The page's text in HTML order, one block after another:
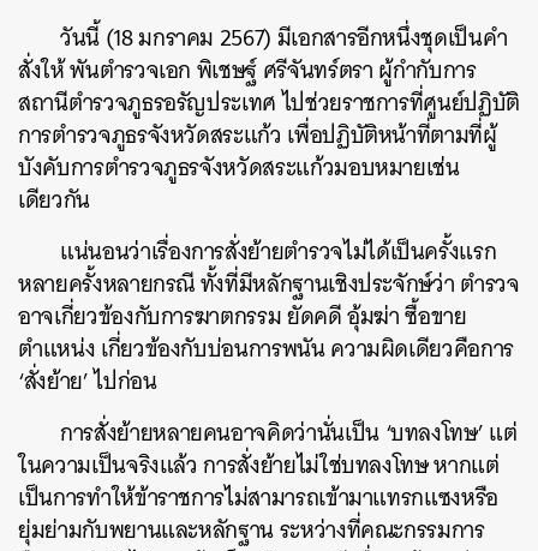
วันนี้ (18 มกราคม 2567) มีเอกสารอีกหนึ่งชุดเป็นคำ
สั่งให้ พันตำรวจเอก พิเชษฐ์ ศรีจันทร์ตรา ผู้กำกับการ
สถานีตำรวจภูธรอรัญประเทศ ไปช่วยราชการที่ศูนย์ปฏิบัติ
การตำรวจภูธรจังหวัดสระแก้ว เพื่อปฏิบัติหน้าที่ตามที่ผู้
บังคับการตำรวจภูธรจังหวัดสระแก้วมอบหมายเช่น
เดียวกัน
แน่นอนว่าเรื่องการสั่งย้ายตำรวจไม่ได้เป็นครั้งแรก
หลายครั้งหลายกรณี ทั้งที่มีหลักฐานเชิงประจักษ์ว่า ตำรวจ
อาจเกี่ยวข้องกับการฆาตกรรม ยัดคดี อุ้มฆ่า ซื้อขาย
ตำแหน่ง เกี่ยวข้องกับบ่อนการพนัน ความผิดเดียวคือการ
‘สั่งย้าย’ ไปก่อน
การสั่งย้ายหลายคนอาจคิดว่านั่นเป็น ‘บทลงโทษ’ แต่
ในความเป็นจริงแล้ว การสั่งย้ายไม่ใช่บทลงโทษ หากแต่
เป็นการทำให้ข้าราชการไม่สามารถเข้ามาแทรกแซงหรือ
ยุ่มย่ามกับพยานและหลักฐาน ระหว่างที่คณะกรรมการ